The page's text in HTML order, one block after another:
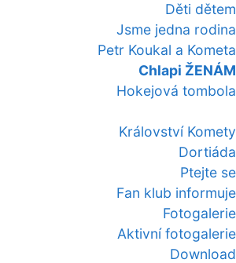
Děti dětem
Jsme jedna rodina
Petr Koukal a Kometa
Chlapi ŽENÁM
Hokejová tombola
Království Komety
Dortiáda
Ptejte se
Fan klub informuje
Fotogalerie
Aktivní fotogalerie
Download